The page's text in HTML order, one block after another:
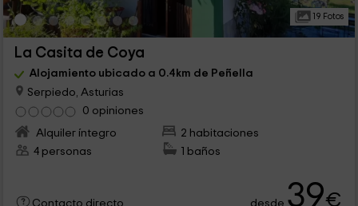
19 Fotos
La Casita de Coya
Alojamiento ubicado a 0.4km de Peñella
Serpiedo, Asturias
0 opiniones
Alquiler íntegro
2 habitaciones
4 personas
1 baños
desde 39€